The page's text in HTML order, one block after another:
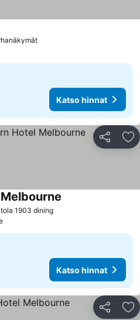
Katso hinnat
Jaa
1903 dining
Katso hinnat
Jaa